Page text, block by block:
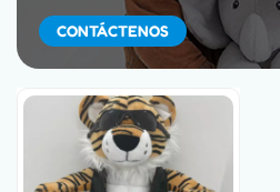
CONTÁCTENOS